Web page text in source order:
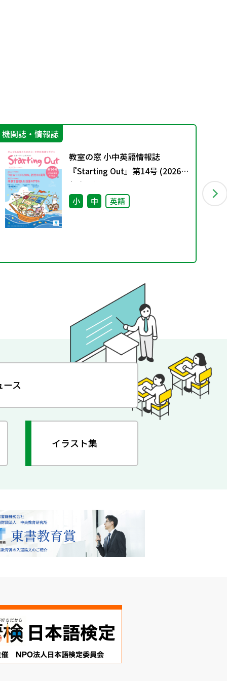
機関誌・情報誌
教室の窓 小中英語情報誌
『Starting Out』第14号 (2026
年春号)
小 中 英語
ース
イラスト集